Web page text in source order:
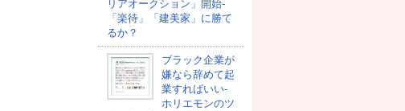
リアオークション」開始-
「楽待」「建美家」に勝て
るか？
ブラック企業が
嫌なら辞めて起
業すればいい-
ホリエモンのツ